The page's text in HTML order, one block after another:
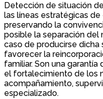
Detección de situación
las líneas estratégicas
preservando la
posible la separación del
caso de producirse dicha
favorecer la
familiar. Son una
el fortalecimiento de los
acompañamiento,
especializado.